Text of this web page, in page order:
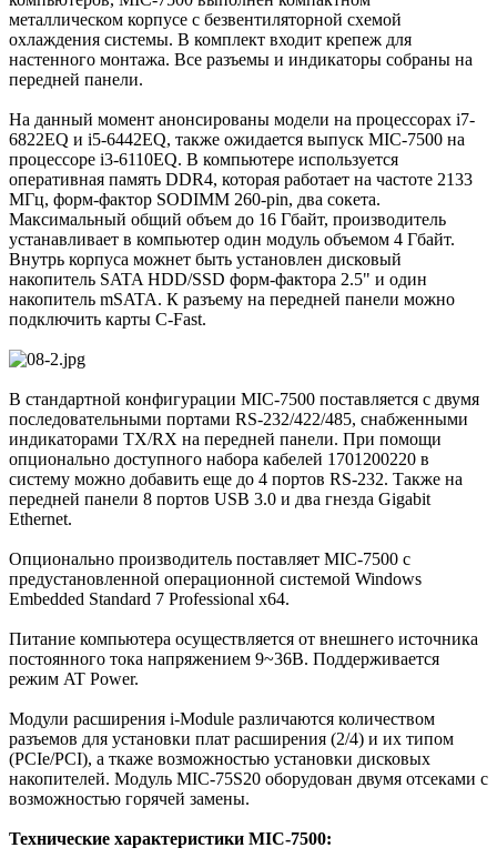
металлическом корпусе с безвентиляторной схемой
охлаждения системы. В комплект входит крепеж для
настенного монтажа. Все разъемы и индикаторы собраны на
передней панели.
На данный момент анонсированы модели на процессорах i7-
6822EQ и i5-6442EQ, также ожидается выпуск MIC-7500 на
процессоре i3-6110EQ. В компьютере используется
оперативная память DDR4, которая работает на частоте 2133
МГц, форм-фактор SODIMM 260-pin, два сокета.
Максимальный общий объем до 16 Гбайт, производитель
устанавливает в компьютер один модуль объемом 4 Гбайт.
Внутрь корпуса можнет быть установлен дисковый
накопитель SATA HDD/SSD форм-фактора 2.5" и один
накопитель mSATA. К разъему на передней панели можно
подключить карты C-Fast.
В стандартной конфигурации MIC-7500 поставляется с двумя
последовательными портами RS-232/422/485, снабженными
индикаторами TX/RX на передней панели. При помощи
опционально доступного набора кабелей 1701200220 в
систему можно добавить еще до 4 портов RS-232. Также на
передней панели 8 портов USB 3.0 и два гнезда Gigabit
Ethernet.
Опционально производитель поставляет MIC-7500 с
предустановленной операционной системой Windows
Embedded Standard 7 Professional x64.
Питание компьютера осуществляется от внешнего источника
постоянного тока напряжением 9~36В. Поддерживается
режим AT Power.
Модули расширения i-Module различаются количеством
разъемов для установки плат расширения (2/4) и их типом
(PCIe/PCI), а ткаже возможностью установки дисковых
накопителей. Модуль MIC-75S20 оборудован двумя отсеками с
возможностью горячей замены.
Технические характеристики MIC-7500: